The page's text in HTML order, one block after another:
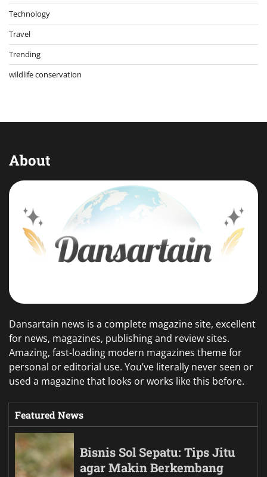
Technology
Travel
Trending
wildlife conservation
About
Dansartain news is a complete magazine site, excellent
for news, magazines, publishing and review sites.
Amazing, fast-loading modern magazines theme for
personal or editorial use. You’ve literally never seen or
used a magazine that looks or works like this before.
Featured News
Bisnis Sol Sepatu: Tips Jitu
agar Makin Berkembang